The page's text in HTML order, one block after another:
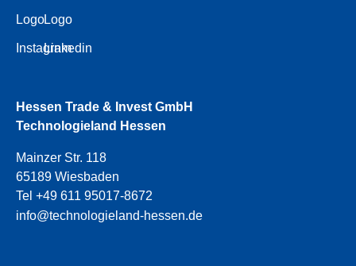
Logo
Instagram
Logo
Linkedin
Hessen Trade & Invest GmbH
Technologieland Hessen
Mainzer Str. 118
65189 Wiesbaden
Tel +49 611 95017-8672
info@technologieland-hessen.de